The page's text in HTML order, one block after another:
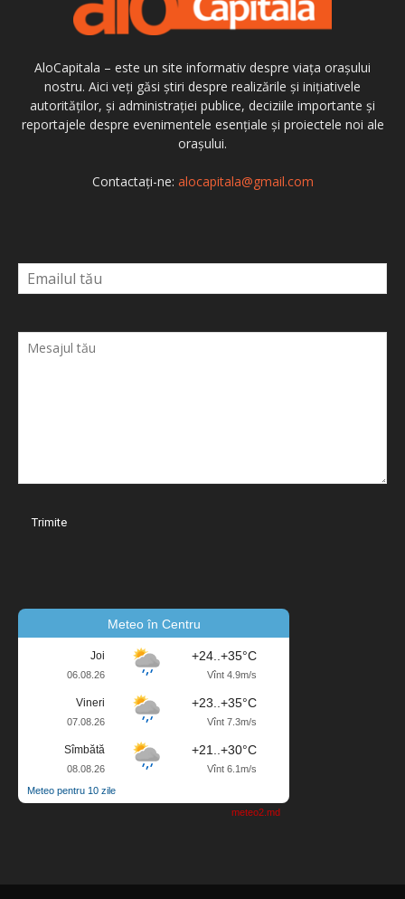
AloCapitala – este un site informativ despre viața orașului
nostru. Aici veți găsi știri despre realizările și inițiativele
autorităților, și administrației publice, deciziile importante și
reportajele despre evenimentele esențiale și proiectele noi ale
orașului.
Contactați-ne: alocapitala@gmail.com
Meteo în Centru
Joi
06.08.26
+24..+35°C
Vînt 4.9m/s
Vineri
07.08.26
+23..+35°C
Vînt 7.3m/s
Sîmbătă
08.08.26
+21..+30°C
Vînt 6.1m/s
Meteo pentru 10 zile
meteo2.md